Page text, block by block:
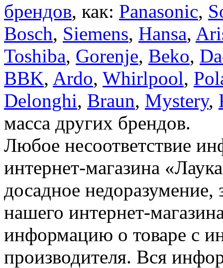
брендов, как: Panasonic,
Bosch, Siemens, Hansa,
Toshiba, Gorenje, Beko,
BBK, Ardo, Whirlpool,
Delonghi, Braun, Mystery,
масса других брендов.
Любое несоответствие
интернет-магазина
досадное недоразумение,
нашего интернет-
информацию о товаре с
производителя. Вся